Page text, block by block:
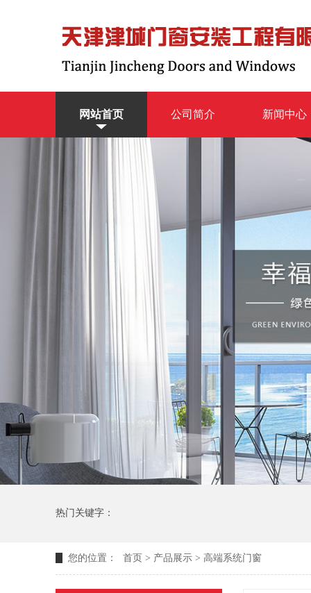
网站首页 公司简介 新闻中心
热门关键字：
您的位置： 首页 > 产品展示 > 高端系统门窗